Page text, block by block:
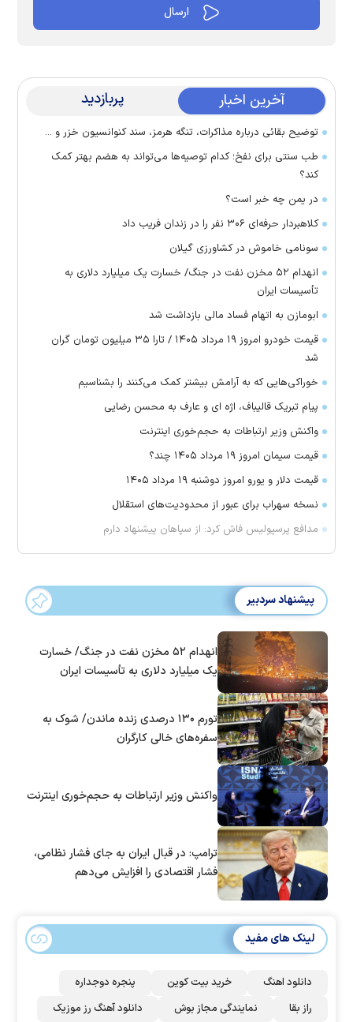
آخرین اخبار پربازدید
توضیح بقائی درباره مذاکرات، تنگه هرمز، سند کنوانسیون خزر و ...
طب سنتی برای نفخ؛ کدام توصیه‌ها می‌تواند به هضم بهتر کمک
کند؟
در یمن چه خبر است؟
کلاهبردار حرفه‌ای ۳۰۶ نفر را در زندان فریب داد
سونامی خاموش در کشاورزی گیلان
انهدام ۵۲ مخزن نفت در جنگ/ خسارت یک میلیارد دلاری به
تأسیسات ایران
ابومازن به اتهام فساد مالی بازداشت شد
قیمت خودرو امروز ۱۹ مرداد ۱۴۰۵ / تارا ۳۵ میلیون تومان گران
شد
خوراکی‌هایی که به آرامش بیشتر کمک می‌کنند را بشناسیم
پیام تبریک قالیباف، اژه ای و عارف به محسن رضایی
واکنش وزیر ارتباطات به حجم‌خوری اینترنت
قیمت سیمان امروز ۱۹ مرداد ۱۴۰۵ چند؟
قیمت دلار و یورو امروز دوشنبه ۱۹ مرداد ۱۴۰۵
نسخه سهراب برای عبور از محدودیت‌های استقلال
مدافع پرسپولیس فاش کرد: از سپاهان پیشنهاد دارم
پیشنهاد سردبیر
انهدام ۵۲ مخزن نفت در جنگ/ خسارت
یک میلیارد دلاری به تأسیسات ایران
تورم ۱۳۰ درصدی زنده ماندن/ شوک به
سفره‌های خالی کارگران
واکنش وزیر ارتباطات به حجم‌خوری اینترنت
ترامپ: در قبال ایران به جای فشار نظامی،
فشار اقتصادی را افزایش می‌دهم
لینک های مفید
دانلود اهنگ خرید بیت کوین
پنجره دوجداره
راز بقا
نمایندگی مجاز بوش دانلود آهنگ رز‌ موزیک